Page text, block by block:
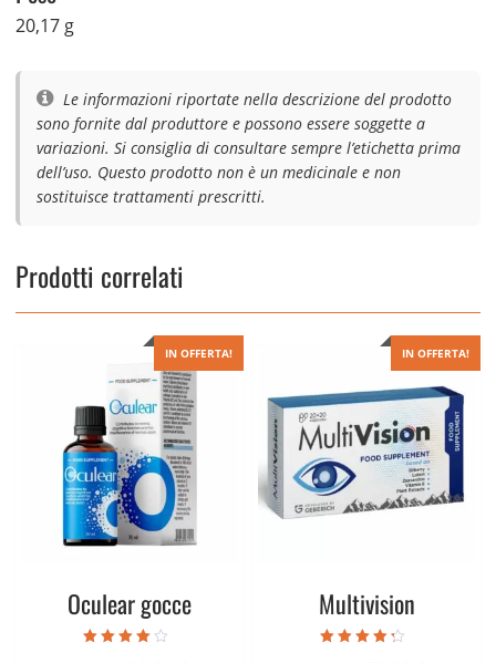
20,17 g
Le informazioni riportate nella descrizione del prodotto
sono fornite dal produttore e possono essere soggette a
variazioni. Si consiglia di consultare sempre l’etichetta prima
dell’uso. Questo prodotto non è un medicinale e non
sostituisce trattamenti prescritti.
Prodotti correlati
IN OFFERTA!
Oculear gocce
IN OFFERTA!
Multivision